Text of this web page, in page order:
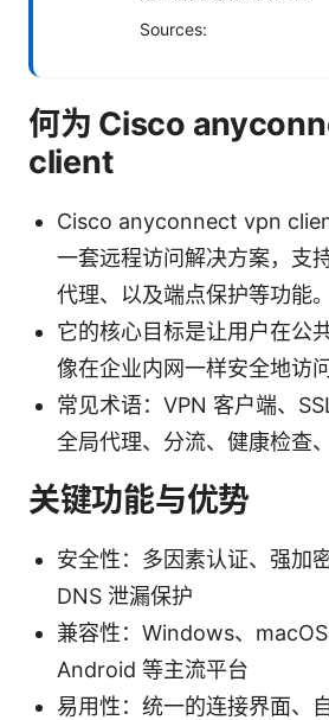
Sources:
何为 Cisco
client
Cisco anyconnect vpn
一套远程访问解决方案，支
代理、以及端点保护等功能。
它的核心目标是让用户在公
像在企业内网一样安全地访问
常见术语：VPN 客户端、
全局代理、分流、健康检查
关键功能与优势
安全性：多因素认证、强加
DNS 泄漏保护
兼容性：Windows、macOS
Android 等主流平台
易用性：统一的连接界面、